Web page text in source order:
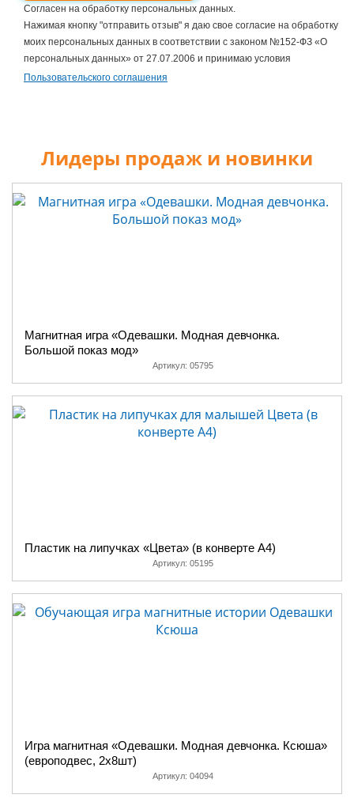
Согласен на обработку персональных данных.
Нажимая кнопку "отправить отзыв" я даю свое согласие на обработку
моих персональных данных в соответствии с законом №152-ФЗ «О
персональных данных» от 27.07.2006 и принимаю условия
Пользовательского соглашения
Лидеры продаж и новинки
Магнитная игра «Одевашки. Модная девчонка.
Большой показ мод»
Артикул: 05795
Пластик на липучках «Цвета» (в конверте A4)
Артикул: 05195
Игра магнитная «Одевашки. Модная девчонка. Ксюша»
(европодвес, 2х8шт)
Артикул: 04094